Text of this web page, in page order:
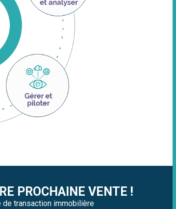
PROCHAINE VENTE !
transaction immobilière